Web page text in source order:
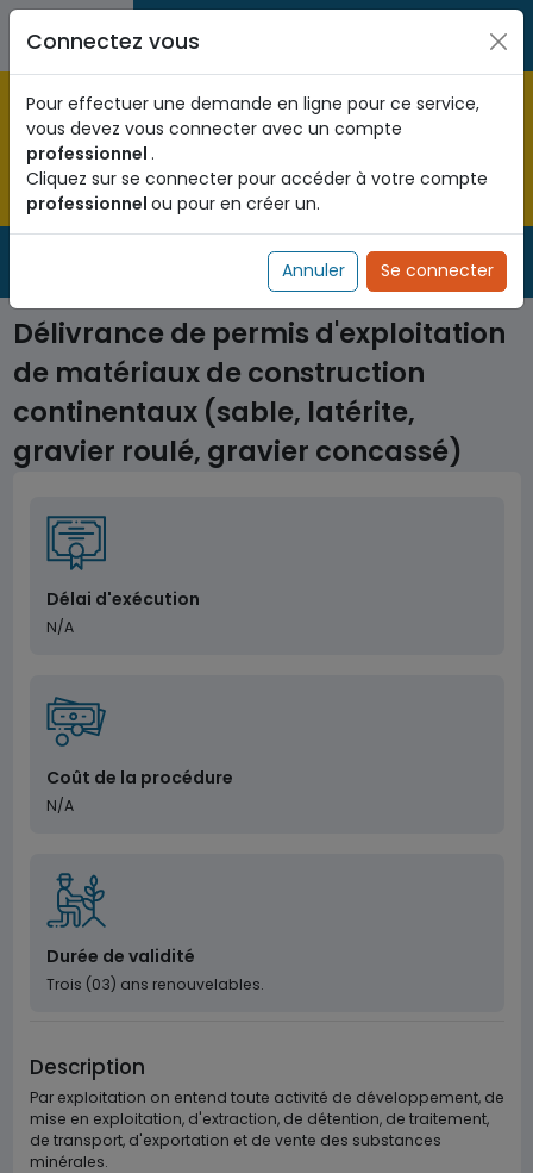
Aller au contenu principal
Citoyens
Pré-enregistrez vous dès maintenant pour le programme
national d'identification biométrique et
obtenez votre Numéro d'Identification Unique (NIU) en
cliquantICI.
Fermer
de l'administration togolaise
Délivrance de permis d'exploitation
de matériaux de construction
continentaux (sable, latérite,
gravier roulé, gravier concassé)
Délai d'exécution
N/A
Coût de la procédure
N/A
Durée de validité
Trois (03) ans renouvelables.
Description
Par exploitation on entend toute activité de développement, de
mise en exploitation, d'extraction, de détention, de traitement,
de transport, d'exportation et de vente des substances
minérales.
Connectez vous
Pour effectuer une demande en ligne pour ce service,
vous devez vous connecter avec un compte
professionnel .
Cliquez sur se connecter pour accéder à votre compte
professionnel ou pour en créer un.
Annuler Se connecter